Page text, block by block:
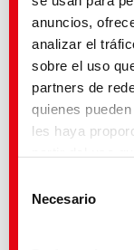
anuncios,
analizar el
sobre el uso
partners de
quienes
les haya
nuestro sitio
utilizados,
transfieran a
Necesario
Busqueda
Tu selección